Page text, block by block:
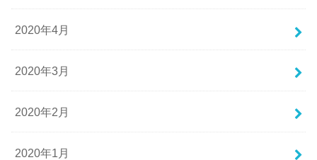
2020年4月
2020年3月
2020年2月
2020年1月